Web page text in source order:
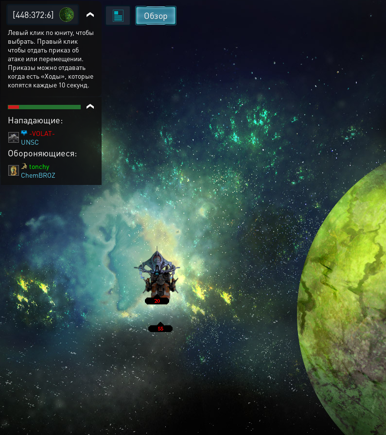
Обзор
[448:372:6]
Левый клик по юниту, чтобы
выбрать. Правый клик
чтобы отдать приказ об
атаке или перемещении.
Приказы можно отдавать
когда есть «Ходы», которые
копятся каждые 10 секунд.
Нападающие:
-VOLAT-
UNSC
Обороняющиеся:
tonchy
ChemBROZ